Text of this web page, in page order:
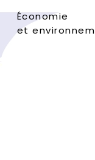
Économie
et